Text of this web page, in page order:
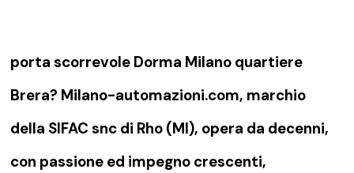
porta scorrevole Dorma Milano quartiere
Brera? Milano-automazioni.com, marchio
della SIFAC snc di Rho (MI), opera da decenni,
con passione ed impegno crescenti,